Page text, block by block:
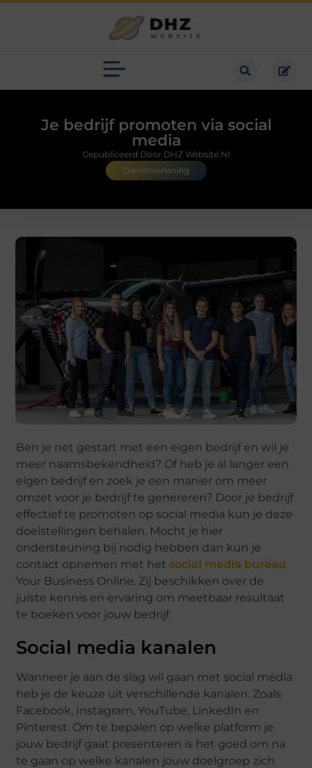
Je bedrijf promoten via social
media
Dienstverlening
Gepubliceerd Door DHZ Website.nl
Ben je net gestart met een eigen bedrijf en wil je
meer naamsbekendheid? Of heb je al langer een
eigen bedrijf en zoek je een manier om meer
omzet voor je bedrijf te genereren? Door je bedrijf
effectief te promoten op social media kun je deze
doelstellingen behalen. Mocht je hier
ondersteuning bij nodig hebben dan kun je
contact opnemen met hetsocial media bureau
Your Business Online. Zij beschikken over de
juiste kennis en ervaring om meetbaar resultaat
te boeken voor jouw bedrijf.
Social media kanalen
Wanneer je aan de slag wil gaan met social media
heb je de keuze uit verschillende kanalen. Zoals
Facebook, Instagram, YouTube, LinkedIn en
Pinterest. Om te bepalen op welke platform je
jouw bedrijf gaat presenteren is het goed om na
te gaan op welke kanalen jouw doelgroep zich